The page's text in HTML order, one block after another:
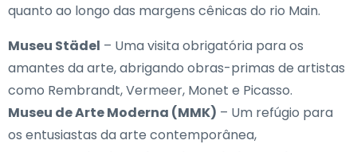
quanto ao longo das margens cênicas do rio Main.
Museu Städel – Uma visita obrigatória para os
amantes da arte, abrigando obras-primas de artistas
como Rembrandt, Vermeer, Monet e Picasso.
Museu de Arte Moderna (MMK) – Um refúgio para
os entusiastas da arte contemporânea,